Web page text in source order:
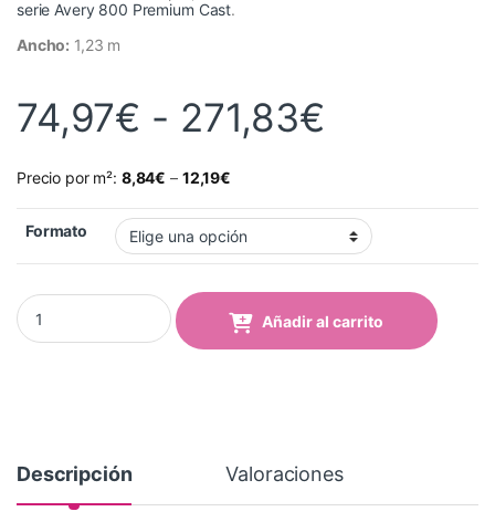
serie Avery 800 Premium Cast.
Ancho: 1,23 m
74,97€ - 271,83€
Precio por m²: 8,84€ – 12,19€
Formato
Vinilo Avery 800 Gris Claro (859 Light Grey) quantity
Añadir al carrito
Descripción Valoraciones